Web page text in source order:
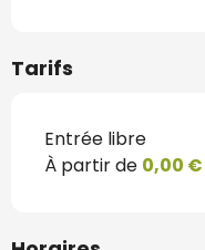
Tarifs
Entrée libre
À partir de 0,00 €